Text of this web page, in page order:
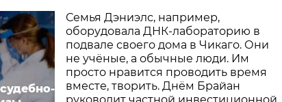
Семья Дэниэлс, например,
оборудовала ДНК-лабораторию в
подвале своего дома в Чикаго. Они
не учёные, а обычные люди. Им
просто нравится проводить время
вместе, творить. Днём Брайан
руководит частной инвестиционной